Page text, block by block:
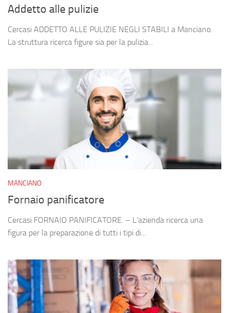
Addetto alle pulizie
Cercasi ADDETTO ALLE PULIZIE NEGLI STABILI a Manciano.
La struttura ricerca figure sia per la pulizia...
MANCIANO
Fornaio panificatore
Cercasi FORNAIO PANIFICATORE. – L’azienda ricerca una
figura per la preparazione di tutti i tipi di...